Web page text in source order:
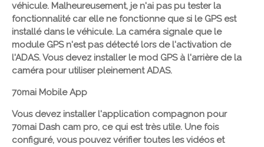
véhicule. Malheureusement, je n'ai pas pu tester la
fonctionnalité car elle ne fonctionne que si le GPS est
installé dans le véhicule. La caméra signale que le
module GPS n'est pas détecté lors de l'activation de
l'ADAS. Vous devez installer le mod GPS à l'arrière de la
caméra pour utiliser pleinement ADAS.
70mai Mobile App
Vous devez installer l'application compagnon pour
70mai Dash cam pro, ce qui est très utile. Une fois
configuré, vous pouvez vérifier toutes les vidéos et